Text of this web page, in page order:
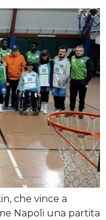
che vince a
Napoli una partita